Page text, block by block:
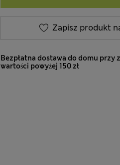
Zapisz produkt
Bezpłatna dostawa do domu przy
wartości powyżej 150 zł